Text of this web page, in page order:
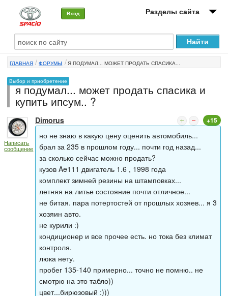
Вход Разделы сайта
О машине
Автоклуб
Форумы
Сервисы и услуги
Новости
ГЛАВНАЯ ФОРУМЫ Я ПОДУМАЛ... МОЖЕТ ПРОДАТЬ СПАСИКА...
Выбор и приобретение
я подумал... может продать спасика и
купить ипсум.. ?
Написать
сообщение
Dimorus +15
но не знаю в какую цену оценить автомобиль...
брал за 235 в прошлом году... почти год назад...
за сколько сейчас можно продать?
кузов Ae111 двигатель 1.6 , 1998 года
комплект зимней резины на штамповках...
летняя на литье состояние почти отличное...
не битая. пара потертостей от прошлых хозяев... я 3
хозяин авто.
не курили :)
кондиционер и все прочее есть. но тока без климат
контроля.
люка нету.
пробег 135-140 примерно... точно не помню.. не
смотрю на это табло))
цвет...бирюзовый :)))